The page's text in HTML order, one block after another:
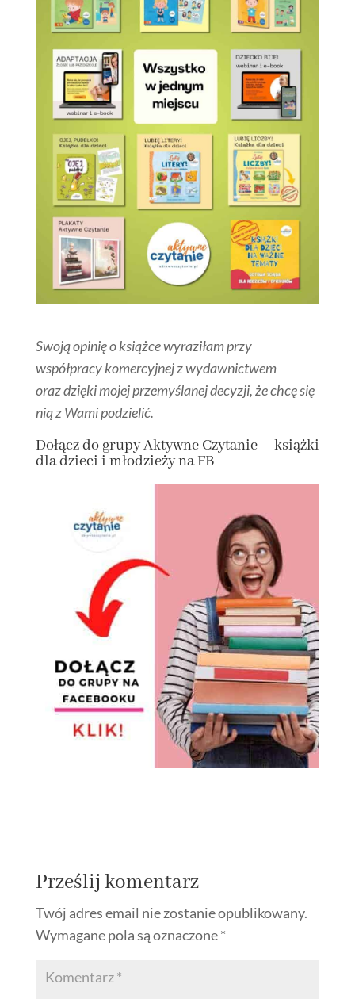
Swoją opinię o książce wyraziłam przy
współpracy komercyjnej z wydawnictwem
oraz dzięki mojej przemyślanej decyzji, że chcę się
nią z Wami podzielić.
Dołączdo grupyAktywne Czytanie – książki
dla dzieci i młodzieży na FB
Prześlij komentarz
Twój adres email nie zostanie opublikowany.
Wymagane pola są oznaczone*